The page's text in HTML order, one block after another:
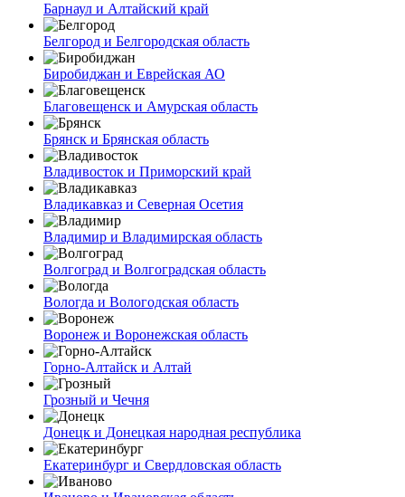
Барнаул и Алтайский край
Белгород и Белгородская область
Биробиджан и Еврейская АО
Благовещенск и Амурская область
Брянск и Брянская область
Владивосток и Приморский край
Владикавказ и Северная Осетия
Владимир и Владимирская область
Волгоград и Волгоградская область
Вологда и Вологодская область
Воронеж и Воронежская область
Горно-Алтайск и Алтай
Грозный и Чечня
Донецк и Донецкая народная республика
Екатеринбург и Свердловская область